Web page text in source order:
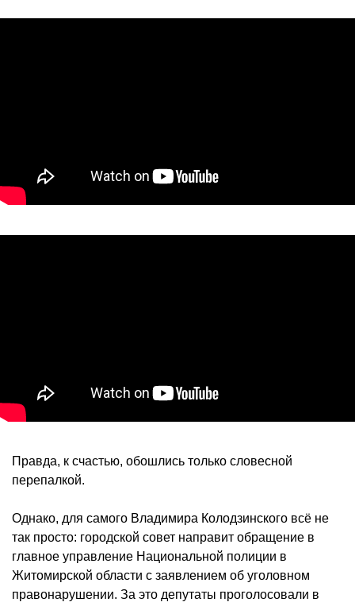
Правда, к счастью, обошлись только словесной
перепалкой.
Однако, для самого Владимира Колодзинского всё не
так просто: городской совет направит обращение в
главное управление Национальной полиции в
Житомирской области с заявлением об уголовном
правонарушении. За это депутаты проголосовали в